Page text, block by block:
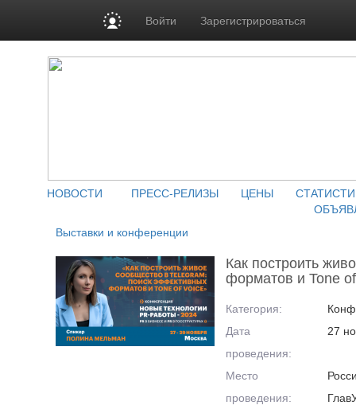
Войти Зарегистрироваться
НОВОСТИ ПРЕСС-РЕЛИЗЫ ЦЕНЫ
Выставки и конференции
Как построить
форматов и Tone
Категория:
Дата
проведения:
27
Место
проведения: